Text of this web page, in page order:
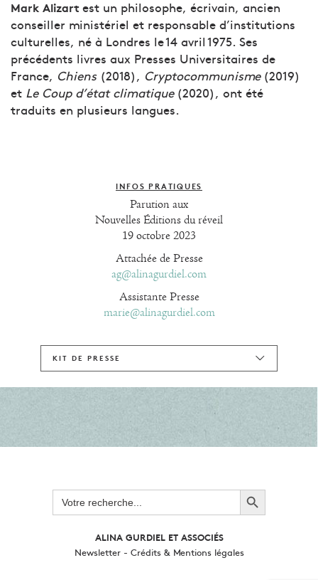
Mark Alizart est un philosophe, écrivain, ancien
conseiller ministériel et responsable d’institutions
culturelles, né à Londres le 14 avril 1975. Ses
précédents livres aux Presses Universitaires de
France, Chiens (2018), Cryptocommunisme(2019)
et Le Coup d’état climatique(2020), ont été
traduits en plusieurs langues.
INFOS PRATIQUES
Parution aux
Nouvelles Éditions du réveil
19 octobre 2023
Attachée de Presse
ag@alinagurdiel.com
Assistante Presse
marie@alinagurdiel.com
KIT DE PRESSE
Search
for:
Search Button
ALINA GURDIEL ET ASSOCIÉS
Newsletter- Crédits & Mentions légales